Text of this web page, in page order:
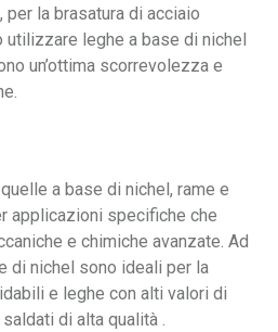
la brasatura di acciaio
leghe a base di nichel
un’ottima scorrevolezza e
a base di nichel, rame e
applicazioni specifiche che
e chimiche avanzate. Ad
di nichel sono ideali per la
e leghe con alti valori di
di alta qualità .